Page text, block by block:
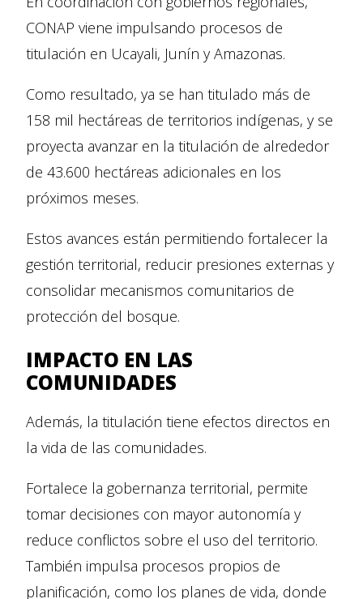
CONAP viene impulsando procesos de
titulación en Ucayali, Junín y Amazonas.
Como resultado, ya se han titulado más de
158 mil hectáreas de territorios indígenas, y se
proyecta avanzar en la titulación de alrededor
de 43.600 hectáreas adicionales en los
próximos meses.
Estos avances están permitiendo fortalecer la
gestión territorial, reducir presiones externas y
consolidar mecanismos comunitarios de
protección del bosque.
IMPACTO EN LAS
COMUNIDADES
Además, la titulación tiene efectos directos en
la vida de las comunidades.
Fortalece la gobernanza territorial, permite
tomar decisiones con mayor autonomía y
reduce conflictos sobre el uso del territorio.
También impulsa procesos propios de
planificación, como los planes de vida, donde